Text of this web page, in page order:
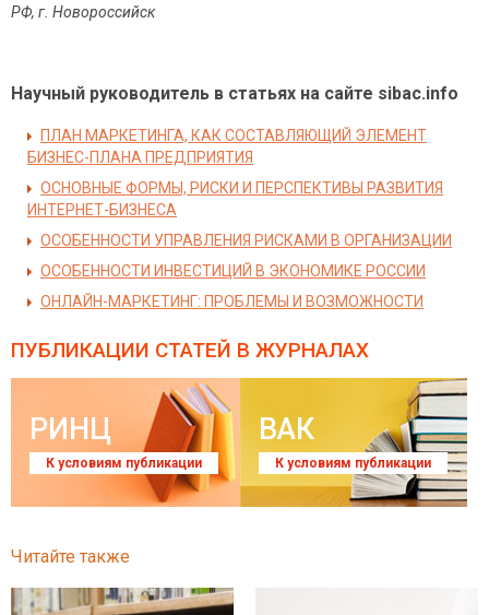
РФ, г. Новороссийск
Научный руководитель в статьях на сайте sibac.info
ПЛАН МАРКЕТИНГА, КАК СОСТАВЛЯЮЩИЙ ЭЛЕМЕНТ
БИЗНЕС-ПЛАНА ПРЕДПРИЯТИЯ
ОСНОВНЫЕ ФОРМЫ, РИСКИ И ПЕРСПЕКТИВЫ РАЗВИТИЯ
ИНТЕРНЕТ-БИЗНЕСА
ОСОБЕННОСТИ УПРАВЛЕНИЯ РИСКАМИ В ОРГАНИЗАЦИИ
ОСОБЕННОСТИ ИНВЕСТИЦИЙ В ЭКОНОМИКЕ РОССИИ
ОНЛАЙН-МАРКЕТИНГ: ПРОБЛЕМЫ И ВОЗМОЖНОСТИ
ПУБЛИКАЦИИ СТАТЕЙ В ЖУРНАЛАХ
РИНЦ
К условиям публикации
ВАК
К условиям публикации
Читайте также